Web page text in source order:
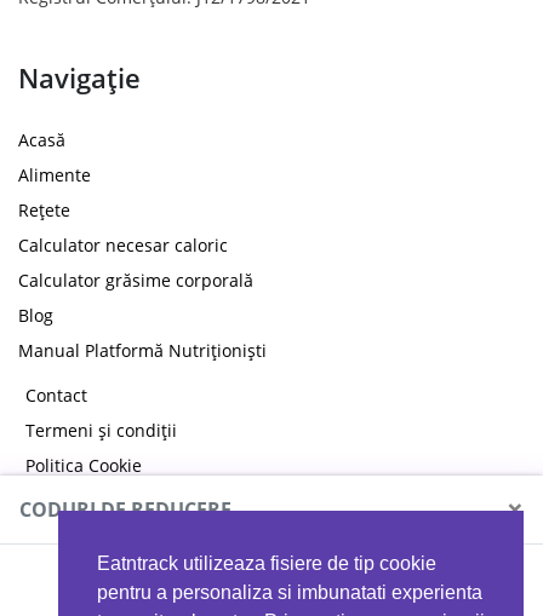
Eatntrack utilizeaza fisiere de tip cookie
pentru a personaliza si imbunatati experienta
Navigație
Acasă
Alimente
Rețete
Calculator necesar caloric
Calculator grăsime corporală
Blog
Manual Platformă Nutriționiști
Contact
Termeni și condiții
Politica Cookie
Politica de confidențialitate
CODURI DE REDUCERE ×
MYPROTEIN